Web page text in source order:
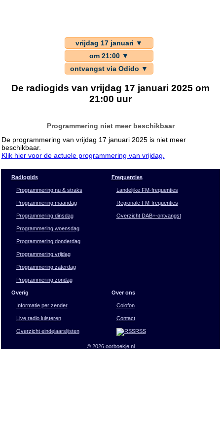
vrijdag 17 januari ▼
om 21:00 ▼
ontvangst via Odido ▼
De radiogids van vrijdag 17 januari 2025 om
21:00 uur
Programmering niet meer beschikbaar
De programmering van vrijdag 17 januari 2025 is niet meer
beschikbaar.
Klik hier voor de actuele programmering van vrijdag.
Radiogids
Programmering nu & straks
Programmering maandag
Programmering dinsdag
Programmering woensdag
Programmering donderdag
Programmering vrijdag
Programmering zaterdag
Programmering zondag
Frequenties
Landelijke FM-frequenties
Regionale FM-frequenties
Overzicht DAB+-ontvangst
Overig
Informatie per zender
Live radio luisteren
Overzicht eindejaarslijsten
Over ons
Colofon
Contact
RSS
© 2026 oorboekje.nl